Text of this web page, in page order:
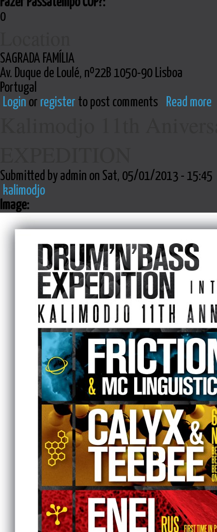
0
SAGRADA FAMÍLIA
Av. Duque de Loulé, nº22B 1050-90 Lisboa
Portugal
Login or register to post comments Read more
Submitted by admin on Sat, 05/01/2013 - 15:45
kalimodjo
Image: